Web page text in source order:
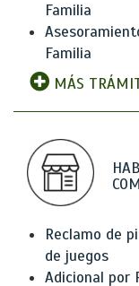
Familia
Familia
MÁS
Reclamo de
de juegos
Adicional por